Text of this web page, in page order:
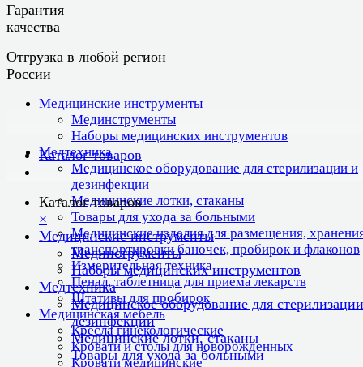
Гарантия
качества
Отгрузка в любой регион
России
Медицинские инструменты
Мединструменты
Наборы медицинских инструментов
Медтехника
Медицинское оборудование для стерилизации и
дезинфекции
Медицинские лотки, стаканы
Товары для ухода за больными
Медицинские изделия для размещения,
транспортировки баночек, пробирок и флаконов
Измерительная техника
Пенал, таблетница для приема лекарств
Штативы для пробирок
Медицинская мебель
Кресла гинекологические
Кровати и столы для новорожденных
Кровати медицинские
Каталог товаров
Каталог товаров
×
Медицинские инструменты
Мединструменты
Наборы медицинских инструментов
Медтехника
Медицинское оборудование для
дезинфекции
Медицинские лотки, стаканы
Товары для ухода за больными